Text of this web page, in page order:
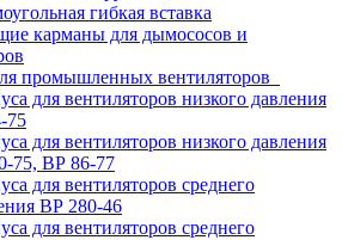
гибкая вставка
карманы для дымососов и
промышленных вентиляторов
для вентиляторов низкого давления
75
для вентиляторов низкого давления
75, ВР 86-77
для вентиляторов среднего
ВР 280-46
для вентиляторов среднего